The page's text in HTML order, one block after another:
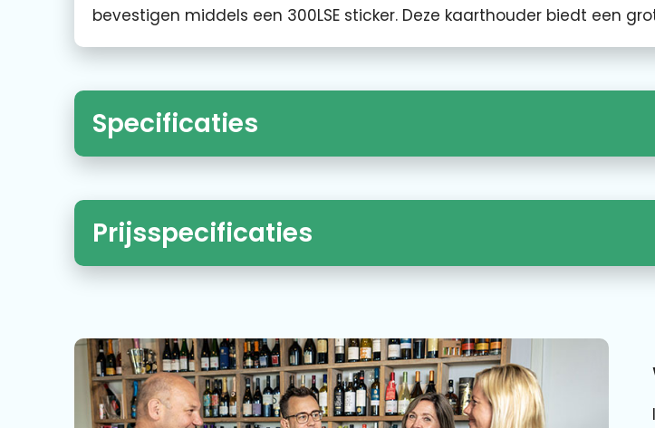
bevestigen middels een 300LSE sticker. Deze kaarthouder biedt een
Specificaties
Prijsspecificaties